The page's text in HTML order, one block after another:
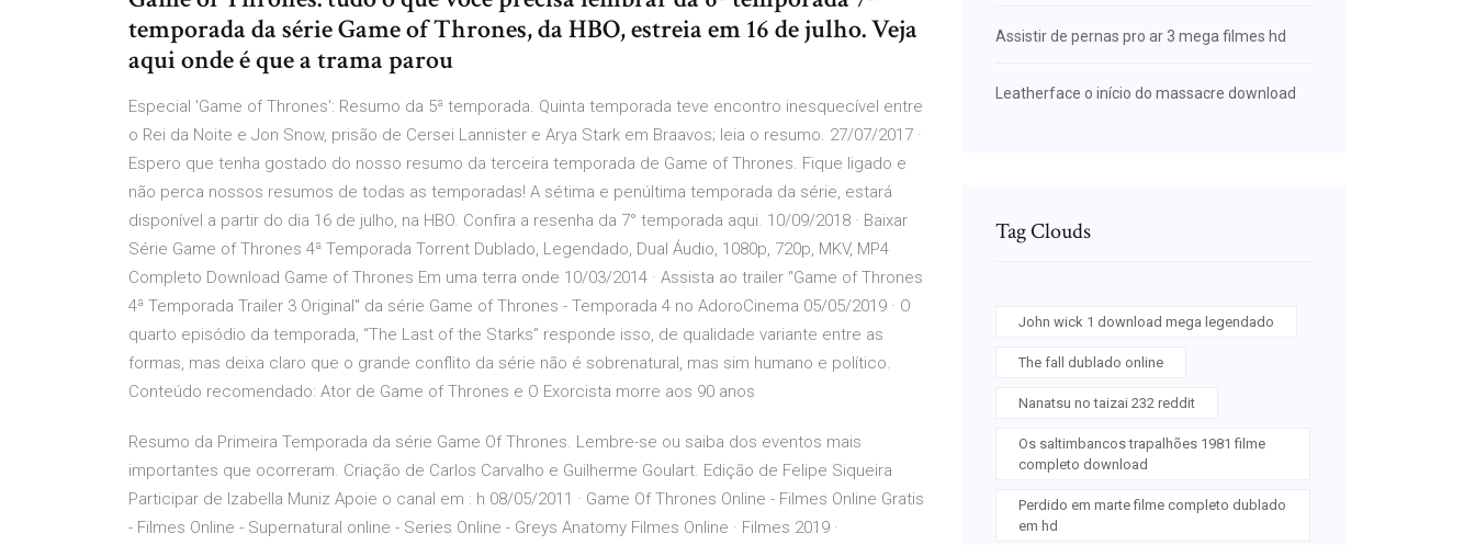
temporada da série Game of Thrones, da HBO, estreia em 16 de julho. Veja
aqui onde é que a trama parou
Especial 'Game of Thrones': Resumo da 5ª temporada. Quinta temporada teve encontro inesquecível entre
o Rei da Noite e Jon Snow, prisão de Cersei Lannister e Arya Stark em Braavos; leia o resumo. 27/07/2017 ·
Espero que tenha gostado do nosso resumo da terceira temporada de Game of Thrones. Fique ligado e
não perca nossos resumos de todas as temporadas! A sétima e penúltima temporada da série, estará
disponível a partir do dia 16 de julho, na HBO. Confira a resenha da 7° temporada aqui. 10/09/2018 · Baixar
Série Game of Thrones 4ª Temporada Torrent Dublado, Legendado, Dual Áudio, 1080p, 720p, MKV, MP4
Completo Download Game of Thrones Em uma terra onde 10/03/2014 · Assista ao trailer "Game of Thrones
4ª Temporada Trailer 3 Original" da série Game of Thrones - Temporada 4 no AdoroCinema 05/05/2019 · O
quarto episódio da temporada, “The Last of the Starks” responde isso, de qualidade variante entre as
formas, mas deixa claro que o grande conflito da série não é sobrenatural, mas sim humano e político.
Conteúdo recomendado: Ator de Game of Thrones e O Exorcista morre aos 90 anos
Resumo da Primeira Temporada da série Game Of Thrones. Lembre-se ou saiba dos eventos mais
importantes que ocorreram. Criação de Carlos Carvalho e Guilherme Goulart. Edição de Felipe Siqueira
Participar de Izabella Muniz Apoie o canal em : h 08/05/2011 · Game Of Thrones Online - Filmes Online Gratis
- Filmes Online - Supernatural online - Series Online - Greys Anatomy Filmes Online · Filmes 2019 ·
Assistir de pernas pro ar 3 mega filmes hd
Leatherface o início do massacre download
Tag Clouds
John wick 1 download mega legendado
The fall dublado online
Nanatsu no taizai 232 reddit
Os saltimbancos trapalhões 1981 filme
completo download
Perdido em marte filme completo dublado
em hd